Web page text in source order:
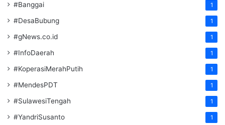
#Banggai 1
#DesaBubung 1
#gNews.co.id 1
#InfoDaerah 1
#KoperasiMerahPutih 1
#MendesPDT 1
#SulawesiTengah 1
#YandriSusanto 1